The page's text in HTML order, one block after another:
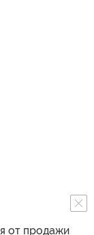
от продажи